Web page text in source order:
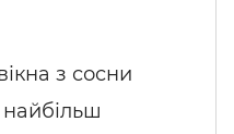
з сосни